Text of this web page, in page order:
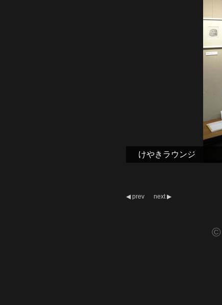
けやきラウンジ
◀prev next▶
©